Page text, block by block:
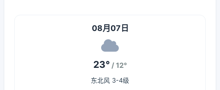
08月07日
23° / 12°
东北风 3-4级